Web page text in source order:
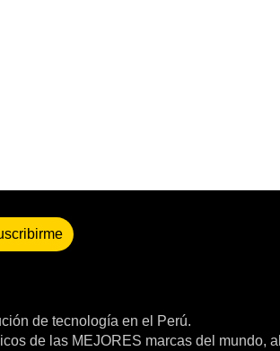
de tecnología en el Perú.
de las MEJORES marcas del mundo,